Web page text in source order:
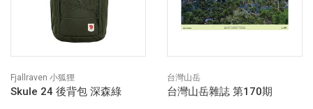
Fjallraven 小狐狸
Skule 24 後背包 深森綠
台灣山岳
台灣山岳雜誌 第170期